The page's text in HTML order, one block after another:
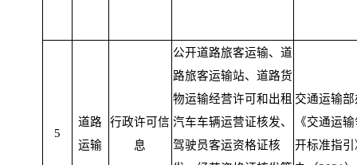
5
道路
运输
行政许可信
息
公开道路旅客运输、道
路旅客运输站、道路货
物运输经营许可和出租
汽车车辆运营证核发、
驾驶员客运资格证核
交通运输
《交通运
开标准指